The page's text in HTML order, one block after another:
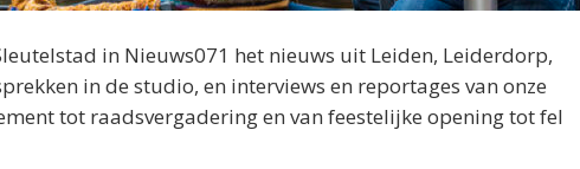
in Nieuws071 het nieuws uit Leiden, Leiderdorp,
in de studio, en interviews en reportages van onze
tot raadsvergadering en van feestelijke opening tot fel